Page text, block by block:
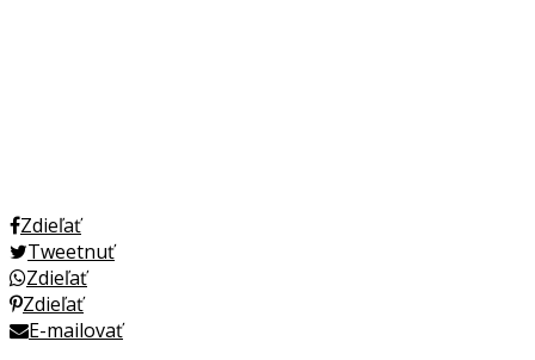
Zdieľať
Tweetnuť
Zdieľať
Zdieľať
E-mailovať